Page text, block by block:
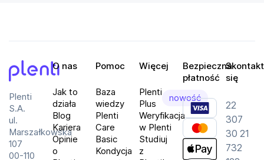
Plenti
S.A.
ul.
Marszałkowska
107
00-110
O nas
Jak to
działa
Blog
Kariera
Opinie
o
Pomoc
Baza
wiedzy
Plenti
Care
Basic
Kondycja
Więcej
Plenti
Plus
nowość
Weryfikacja
w Plenti
Studiuj
z
Bezpieczna
płatność
się
22
307
30 21
732